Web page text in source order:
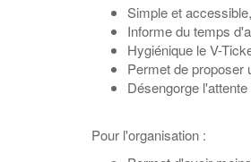
Simple et
Informe du temps
Hygiénique le V-
Permet de proposer
Désengorge
Pour l'organisation :